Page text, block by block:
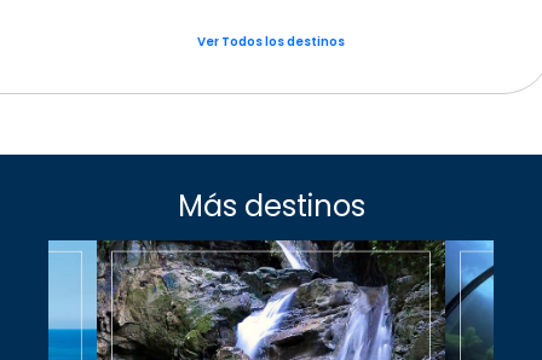
Ver Todos los destinos
Más destinos